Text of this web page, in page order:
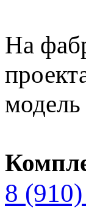
На
8